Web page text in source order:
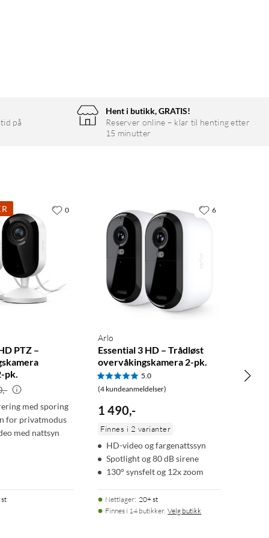
på
Hent i butikk, GRATIS!
Reserver online – klar til henting etter
15 minutter
PTZ –
pk.
med sporing
for privatmodus
med nattsyn
st
0
Arlo
Essential 3 HD – Trådløst
overvåkingskamera 2-pk.
5.0
(4 kundeanmeldelser)
1 490,-
Finnes i 2 varianter
HD-video og fargenattssyn
Spotlight og 80 dB sirene
130° synsfelt og 12x zoom
Nettlager: 20+ st
Finnes i 14 butikker. Velg butikk
6